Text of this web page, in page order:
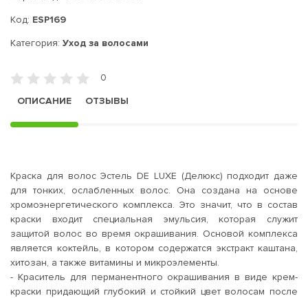
Код: ESP169
Категория: Уход за волосами
0
ОПИСАНИЕ
ОТЗЫВЫ
Краска для волос Эстель DE LUXE (Делюкс) подходит даже
для тонких, ослабленных волос. Она создана на основе
хромоэнергетического комплекса. Это значит, что в состав
краски входит специальная эмульсия, которая служит
защитой волос во время окрашивания. Основой комплекса
является коктейль, в котором содержатся экстракт каштана,
хитозан, а также витамины и микроэлементы.
- Краситель для перманентного окрашивания в виде крем-
краски придающий глубокий и стойкий цвет волосам после